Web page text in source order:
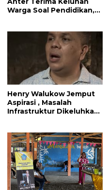
Warga Soal Pendidikan,
Henry Walukow Jemput
Aspirasi , Masalah
Infrastruktur Dikeluhkan